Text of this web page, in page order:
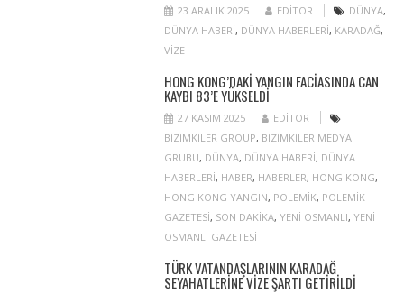
23 ARALIK 2025 EDITOR DÜNYA,
DÜNYA HABERI, DÜNYA HABERLERI, KARADAĞ,
VIZE
HONG KONG’DAKI YANGIN FACIASINDA CAN
KAYBI 83’E YÜKSELDI
27 KASIM 2025
EDITOR
BIZIMKILER GROUP, BIZIMKILER MEDYA
GRUBU, DÜNYA, DÜNYA HABERI, DÜNYA
HABERLERI, HABER, HABERLER, HONG KONG,
HONG KONG YANGIN, POLEMIK, POLEMIK
GAZETESI, SON DAKIKA, YENI OSMANLI, YENI
OSMANLI GAZETESI
TÜRK VATANDAŞLARININ KARADAĞ
SEYAHATLERINE VIZE ŞARTI GETIRILDI